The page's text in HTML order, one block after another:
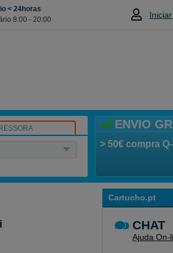
< 24horas
8:00 - 20:00
ENVIO
> 50€ compra
Cartucho.pt
CHAT
Ajuda On-